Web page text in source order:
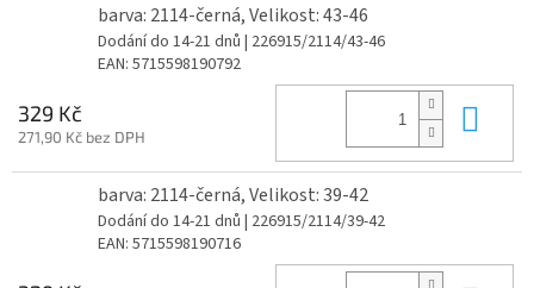
barva: 2114-černá, Velikost: 43-46
Dodání do 14-21 dnů | 226915/2114/43-46
EAN: 5715598190792
329 Kč
271,90 Kč bez DPH
barva: 2114-černá, Velikost: 39-42
Dodání do 14-21 dnů | 226915/2114/39-42
EAN: 5715598190716